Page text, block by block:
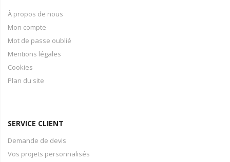
À propos de nous
Mon compte
Mot de passe oublié
Mentions légales
Cookies
Plan du site
SERVICE CLIENT
Demande de devis
Vos projets personnalisés